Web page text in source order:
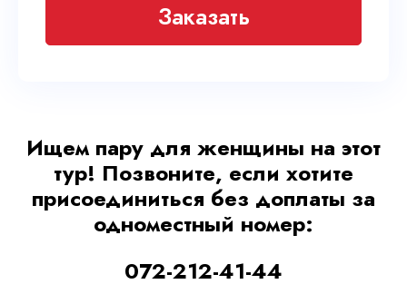
Ищем пару для женщины на этот
тур! Позвоните, если хотите
присоединиться без доплаты за
одноместный номер:
072-212-41-44
Заказать